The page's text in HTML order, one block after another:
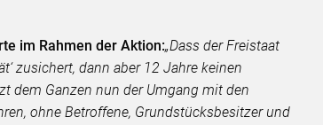
im Rahmen der Aktion:„Dass der Freistaat
zusichert, dann aber 12 Jahre keinen
dem Ganzen nun der Umgang mit den
ohne Betroffene, Grundstücksbesitzer und